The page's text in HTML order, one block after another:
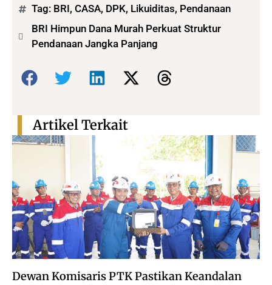
Tag: BRI, CASA, DPK, Likuiditas, Pendanaan
BRI Himpun Dana Murah Perkuat Struktur
Pendanaan Jangka Panjang
Bagikan:
Dewan Komisaris PTK Pastikan Keandalan
Artikel Terkait